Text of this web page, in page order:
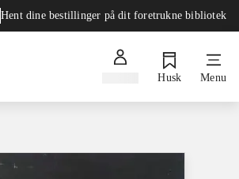
Hent dine bestillinger på dit foretrukne bibliotek
Husk Menu